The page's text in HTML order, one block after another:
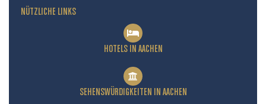
NÜTZLICHE LINKS
HOTELS IN AACHEN
SEHENSWÜRDIGKEITEN IN AACHEN